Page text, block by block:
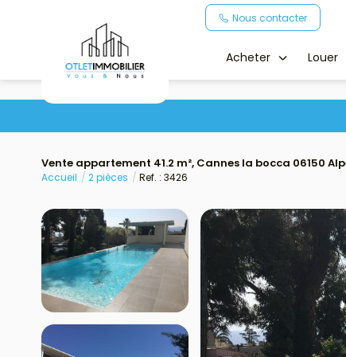
Nous contacter
Acheter Louer
Vente appartement 41.2 m², Cannes la bocca 06150
Accueil 2 pièces Ref. : 3426